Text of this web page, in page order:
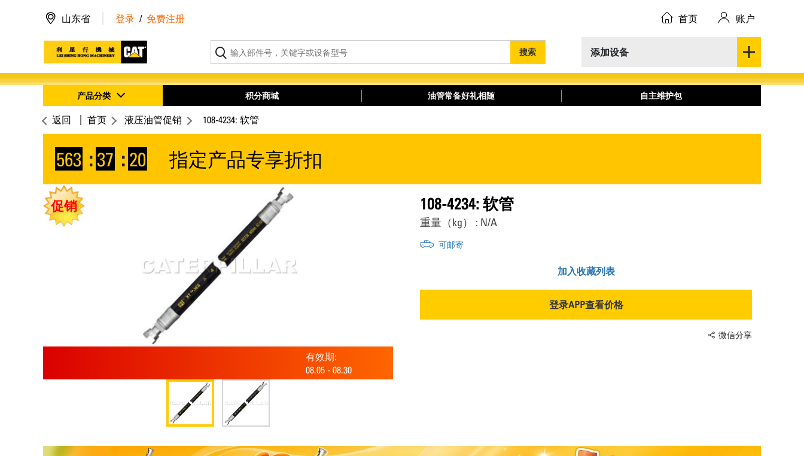
添加设备
搜索
山东省 登录 / 免费注册 首页 账户
产品分类 积分商城 油管常备好礼相随 自主维护包
返回 首页 液压油管促销 108-4234: 软管
563 :37 : 20 指定产品专享折扣
促销
有效期:
08.05 - 08.30
108-4234: 软管
重量（kg） : N/A
可邮寄
加入收藏列表
登录APP查看价格
微信分享